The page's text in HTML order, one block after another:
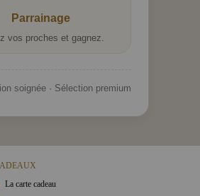
Parrainage
vos proches et gagnez.
soignée · Sélection premium
La carte cadeau